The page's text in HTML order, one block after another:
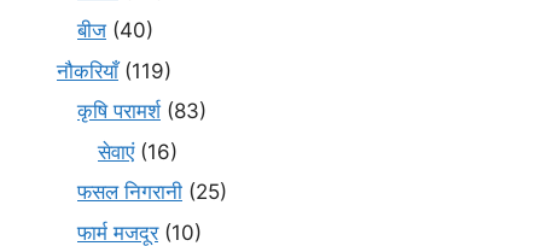
बीज (40)
नौकरियाँ(119)
कृषि परामर्श(83)
सेवाएं(16)
फसल निगरानी (25)
फार्म मजदूर(10)